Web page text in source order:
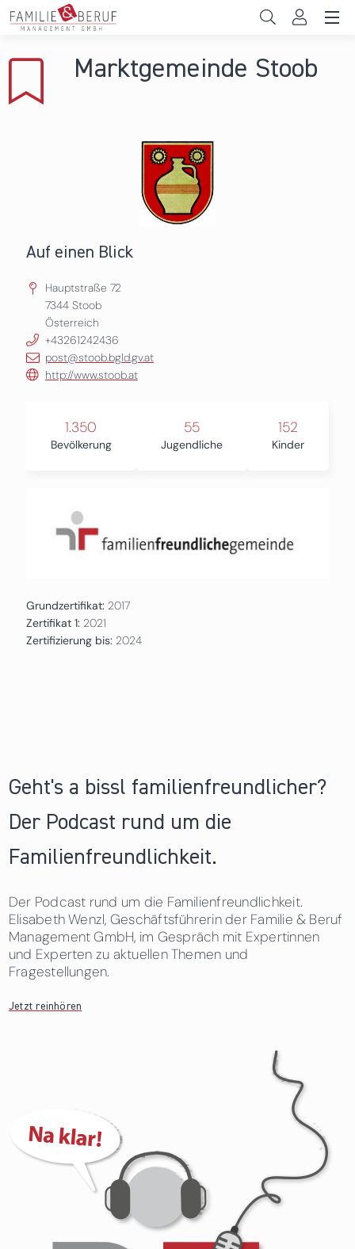
Direkt zum Inhalt
Gemeinden
Marktgemeinde Stoob
Auf einen Blick
Hauptstraße 72
7344 Stoob
Österreich
+43261242436
post@stoob.bgld.gv.at
http://www.stoob.at
1.350
Bevölkerung
55
Jugendliche
152
Kinder
Grundzertifikat: 2017
Zertifikat 1: 2021
Zertifizierung bis: 2024
Geht's a bissl familienfreundlicher?
Der Podcast rund um die
Familienfreundlichkeit.
Der Podcast rund um die Familienfreundlichkeit.
Elisabeth Wenzl, Geschäftsführerin der Familie & Beruf
Management GmbH, im Gespräch mit Expertinnen
und Experten zu aktuellen Themen und
Fragestellungen.
Jetzt reinhören